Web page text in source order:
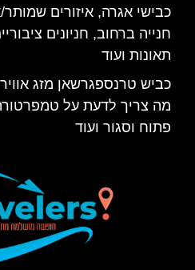
כבישי אגרה, איזורים
חנייה ברחוב, חניונים
תאונות ועוד
כביש טרנספגרשאן מזג
מה צריך לדעת על
פתוח וסגור ועוד